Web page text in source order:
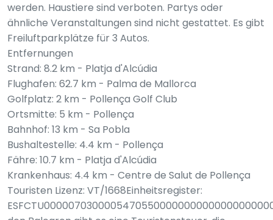
werden. Haustiere sind verboten. Partys oder
ähnliche Veranstaltungen sind nicht gestattet. Es gibt
Freiluftparkplätze für 3 Autos.
Entfernungen
Strand: 8.2 km - Platja d'Alcúdia
Flughafen: 62.7 km - Palma de Mallorca
Golfplatz: 2 km - Pollença Golf Club
Ortsmitte: 5 km - Pollença
Bahnhof: 13 km - Sa Pobla
Bushaltestelle: 4.4 km - Pollença
Fähre: 10.7 km - Platja d'Alcúdia
Krankenhaus: 4.4 km - Centre de Salut de Pollença
Touristen Lizenz: VT/1668Einheitsregister: